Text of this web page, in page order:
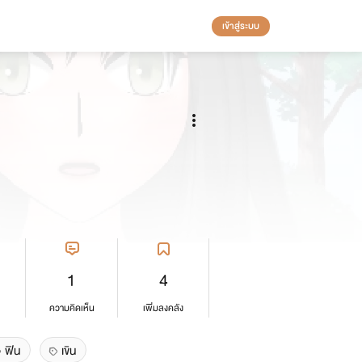
เข้าสู่ระบบ
1
ความคิดเห็น
4
เพิ่มลงคลัง
ฟิน เขิน